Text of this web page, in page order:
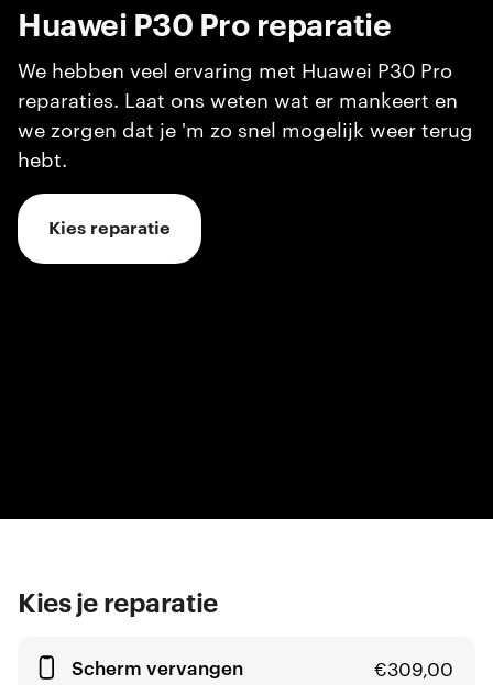
Huawei P30 Pro reparatie
We hebben veel ervaring met Huawei P30 Pro
reparaties. Laat ons weten wat er mankeert en
we zorgen dat je 'm zo snel mogelijk weer terug
hebt.
Kies reparatie
Kies je reparatie
Scherm vervangen €309,00